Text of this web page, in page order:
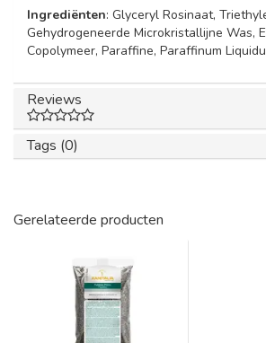
Ingrediënten: Glyceryl Rosinaat,
Gehydrogeneerde Microkristallijne Was,
Copolymeer, Paraffine, Paraffinum
Reviews
Tags (0)
Gerelateerde producten